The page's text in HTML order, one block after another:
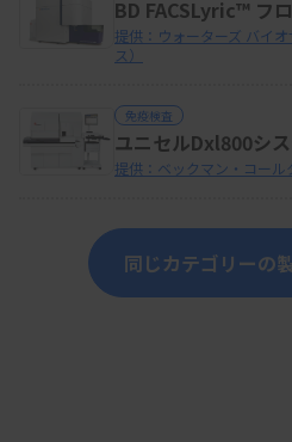
BD FACSLyric™ フ
提供：ウォーターズ バイ
ス）
免疫検査
ユニセルDxl800シ
提供：ベックマン・コール
同じカテゴリーの